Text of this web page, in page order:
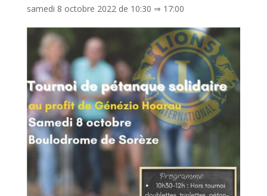
samedi 8 octobre 2022 de 10:30 ⇒ 17:00